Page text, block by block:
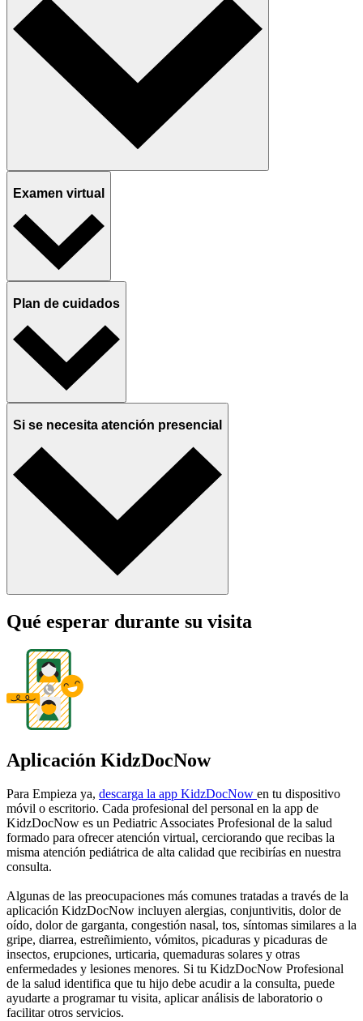
Examen virtual
Plan de cuidados
Si se necesita atención presencial
Qué esperar durante su visita
Aplicación KidzDocNow
Para Empieza ya, descarga la app KidzDocNow en tu dispositivo
móvil o escritorio. Cada profesional del personal en la app de
KidzDocNow es un Pediatric Associates Profesional de la salud
formado para ofrecer atención virtual, cerciorando que recibas la
misma atención pediátrica de alta calidad que recibirías en nuestra
consulta.
Algunas de las preocupaciones más comunes tratadas a través de la
aplicación KidzDocNow incluyen alergias, conjuntivitis, dolor de
oído, dolor de garganta, congestión nasal, tos, síntomas similares a la
gripe, diarrea, estreñimiento, vómitos, picaduras y picaduras de
insectos, erupciones, urticaria, quemaduras solares y otras
enfermedades y lesiones menores. Si tu KidzDocNow Profesional
de la salud identifica que tu hijo debe acudir a la consulta, puede
ayudarte a programar tu visita, aplicar análisis de laboratorio o
facilitar otros servicios.